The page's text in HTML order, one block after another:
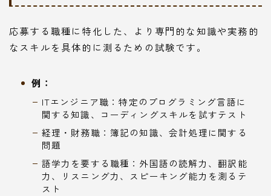
応募する職種に特化した、より専門的な知識や実務的
なスキルを具体的に測るための試験です。
例：
ITエンジニア職：特定のプログラミング言語に
関する知識、コーディングスキルを試すテスト
経理・財務職：簿記の知識、会計処理に関する
問題
語学力を要する職種：外国語の読解力、翻訳能
力、リスニング力、スピーキング能力を測るテ
スト